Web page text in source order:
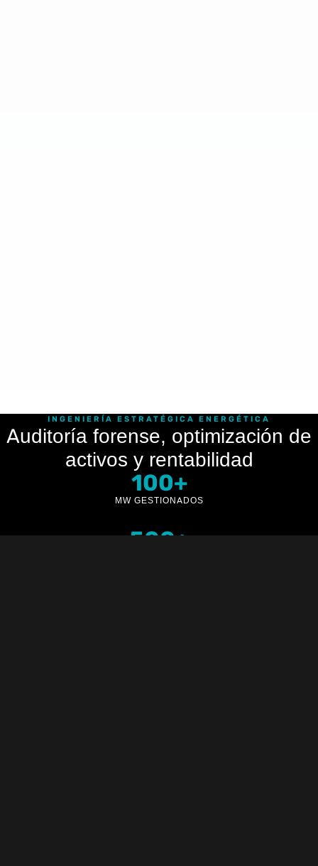
INGENIERÍA ESTRATÉGICA ENERGÉTICA
Auditoría forense, optimización de
activos y rentabilidad
100+
MW GESTIONADOS
500+